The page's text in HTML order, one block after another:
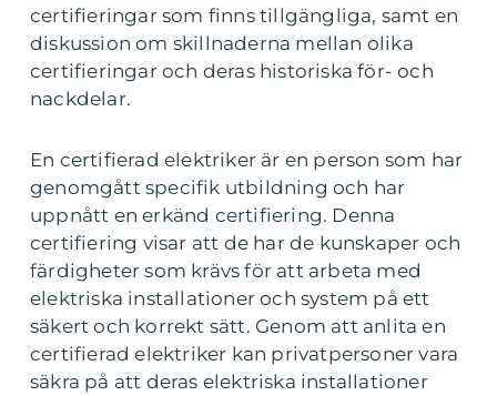
certifieringar som finns tillgängliga, samt en
diskussion om skillnaderna mellan olika
certifieringar och deras historiska för- och
nackdelar.
En certifierad elektriker är en person som har
genomgått specifik utbildning och har
uppnått en erkänd certifiering. Denna
certifiering visar att de har de kunskaper och
färdigheter som krävs för att arbeta med
elektriska installationer och system på ett
säkert och korrekt sätt. Genom att anlita en
certifierad elektriker kan privatpersoner vara
säkra på att deras elektriska installationer